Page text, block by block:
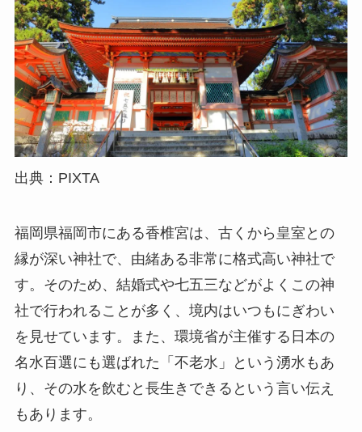
出典：PIXTA
福岡県福岡市にある香椎宮は、古くから皇室との
縁が深い神社で、由緒ある非常に格式高い神社で
す。そのため、結婚式や七五三などがよくこの神
社で行われることが多く、境内はいつもにぎわい
を見せています。また、環境省が主催する日本の
名水百選にも選ばれた「不老水」という湧水もあ
り、その水を飲むと長生きできるという言い伝え
もあります。